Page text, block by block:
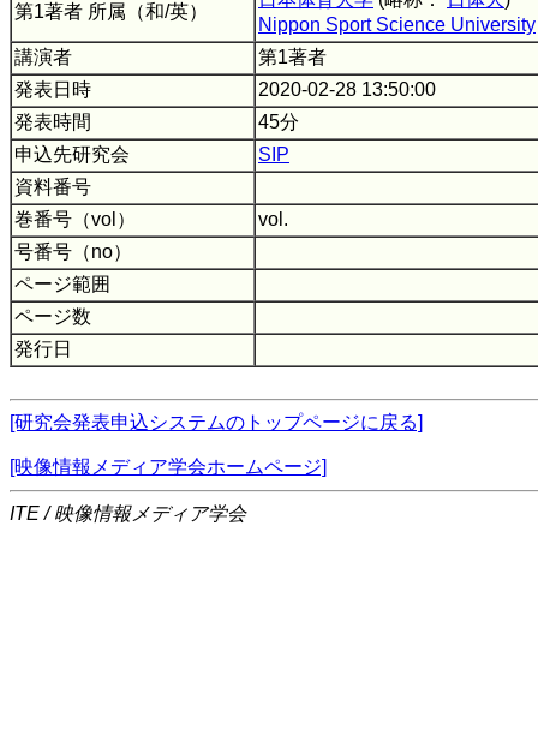
第1著者 所属（和/英）
Nippon Sport Science University
講演者
第1著者
発表日時
2020-02-28 13:50:00
発表時間
45分
申込先研究会
SIP
資料番号
巻番号（vol）
vol.
号番号（no）
ページ範囲
ページ数
発行日
[研究会発表申込システムのトップページに戻る]
[映像情報メディア学会ホームページ]
ITE / 映像情報メディア学会